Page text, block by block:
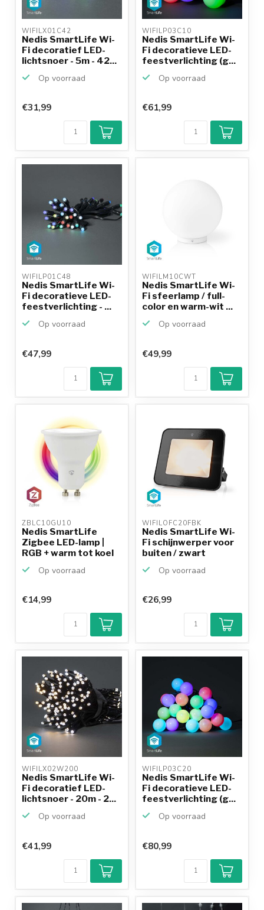
WIFILX01C42
Nedis SmartLife Wi-
Fi decoratief LED-
lichtsnoer - 5m - 42...
Op voorraad
€31,99
WIFILP03C10
Nedis SmartLife Wi-
Fi decoratieve LED-
feestverlichting (g...
Op voorraad
€61,99
WIFILP01C48
Nedis SmartLife Wi-
Fi decoratieve LED-
feestverlichting - ...
Op voorraad
€47,99
WIFILM10CWT
Nedis SmartLife Wi-
Fi sfeerlamp / full-
color en warm-wit ...
Op voorraad
€49,99
ZBLC10GU10
Nedis SmartLife
Zigbee LED-lamp |
RGB + warm tot koel
Op voorraad
€14,99
WIFILOFC20FBK
Nedis SmartLife Wi-
Fi schijnwerper voor
buiten / zwart
Op voorraad
€26,99
WIFILX02W200
Nedis SmartLife Wi-
Fi decoratief LED-
lichtsnoer - 20m - 2...
Op voorraad
€41,99
WIFILP03C20
Nedis SmartLife Wi-
Fi decoratieve LED-
feestverlichting (g...
Op voorraad
€80,99